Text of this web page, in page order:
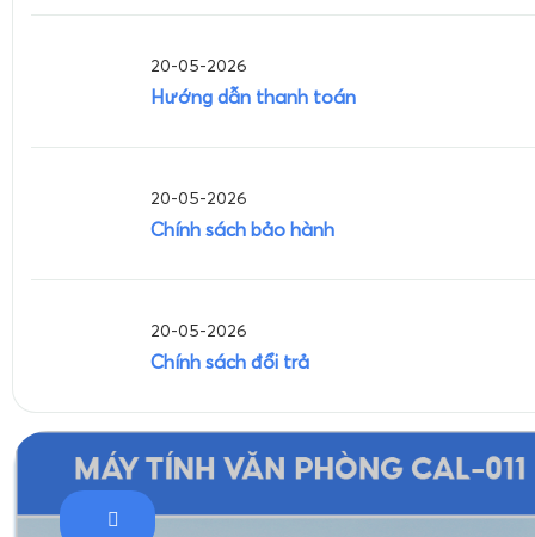
20-05-2026
Hướng dẫn thanh toán
20-05-2026
Chính sách bảo hành
20-05-2026
Chính sách đổi trả